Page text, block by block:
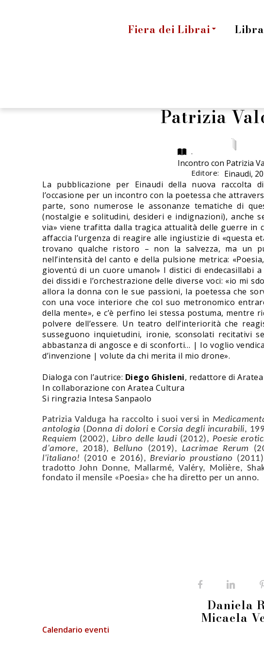
Fiera dei Librai
Patrizia
.
Incontro con Patrizia
Editore:
Einaudi,
La pubblicazione per Einaudi della nuova raccolta
l’occasione per un incontro con la poetessa che
parte, sono numerose le assonanze tematiche di
(nostalgie e solitudini, desideri e indignazioni), anche
via» viene trafitta dalla tragica attualità delle guerre in
affaccia l’urgenza di reagire alle ingiustizie di «questa
trovano qualche ristoro – non la salvezza, ma un
nell’intensità del canto e della pulsione metrica:
gioventú di un cuore umano!» I distici di endecasillabi
dei dissidi e l’orchestrazione delle diverse voci: «io mi
allora la donna con le sue passioni, la poetessa che
con una voce interiore che col suo metronomico
della mente», e c’è perfino lei stessa postuma, mentre
polvere dell’essere. Un teatro dell’interiorità che
susseguono inquietudini, ironie, sconsolati recitativi
abbastanza di angosce e di sconforti… | Io voglio
d’invenzione | volute da chi merita il mio drone».
Dialoga con l’autrice: Diego Ghisleni, redattore di
In collaborazione con Aratea Cultura
Si ringrazia Intesa Sanpaolo
Patrizia Valduga ha raccolto i suoi versi in
antologia (Donna di dolori eCorsia degli incurabili,
Requiem (2002), Libro delle laudi (2012), Poesie
d'amore, 2018), Belluno (2019), Lacrimae Rerum
l'italiano! (2010 e 2016), Breviario proustiano
tradotto John Donne, Mallarmé, Valéry, Molière,
fondato il mensile «Poesia» che ha diretto per un anno.
Facebook
Daniela
Micaela
Calendario eventi